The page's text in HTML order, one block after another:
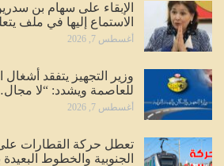
الإبقاء على سهام بن
الاستماع إليها في ملف
أغسطس 7, 2026
وزير التجهيز يتفقد أشغال
للعاصمة ويشدد: “لا
أغسطس 7, 2026
تعطل حركة القطارات
الجنوبية والخطوط